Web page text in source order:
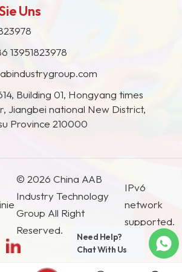
Südkorea und anderen
geworden.
Uns
13951823978
Building 01, Hongyang times
Jiangbei national New District,
Province 210000
© 2026 China AAB
Industry Technology
Group All Right
Reserved.
IPv6
network
supported.
Need Help?
Chat With Us